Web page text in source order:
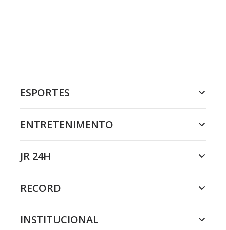
ESPORTES
ENTRETENIMENTO
JR 24H
RECORD
INSTITUCIONAL